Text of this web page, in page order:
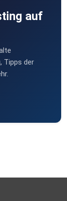
auf
Tipps der